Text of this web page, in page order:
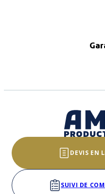
DEVIS EN
SUIVI DE